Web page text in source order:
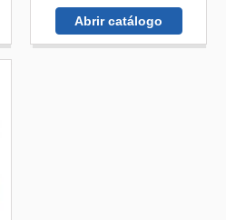
Abrir catálogo